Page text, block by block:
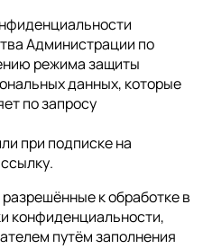
Администрации по
режима защиты
данных, которые
по запросу
при подписке на
к обработке в
конфиденциальности,
путём заполнения